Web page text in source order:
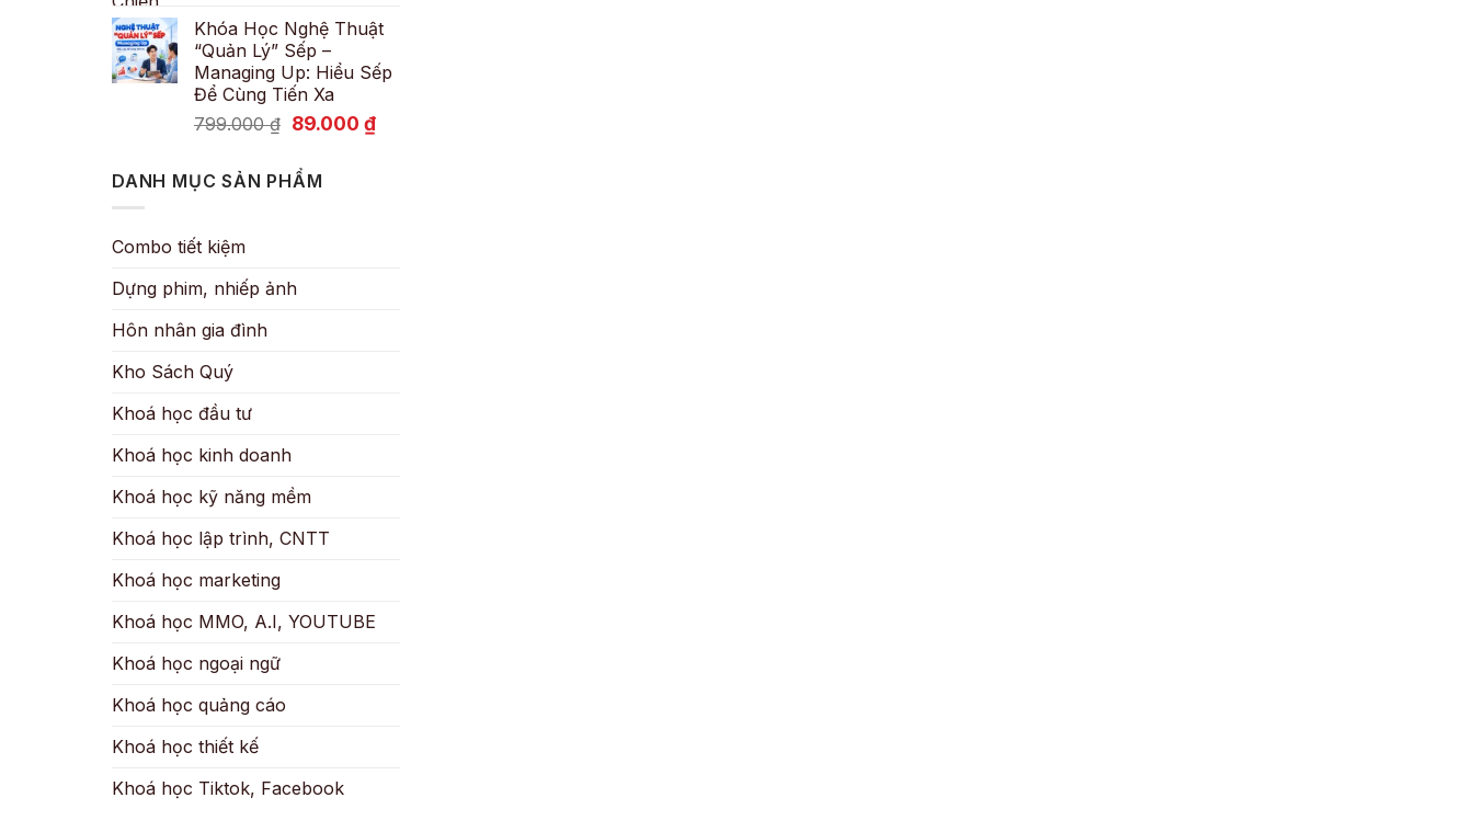
là:
2.499.000 ₫.
tại
là:
159.000 ₫.
Khóa Học Nghệ Thuật
“Quản Lý” Sếp –
Managing Up: Hiểu Sếp
Để Cùng Tiến Xa
799.000₫ Giá
là:
799.000 ₫.
89.000 ₫Giá
DANH MỤC SẢN PHẨM
Combo tiết kiệm
Dựng phim, nhiếp ảnh
Hôn nhân gia đình
Kho Sách Quý
Khoá học đầu tư
Khoá học kinh doanh
Khoá học kỹ năng mềm
Khoá học lập trình, CNTT
Khoá học marketing
Khoá học MMO, A.I, YOUTUBE
Khoá học ngoại ngữ
Khoá học quảng cáo
Khoá học thiết kế
Khoá học Tiktok, Facebook